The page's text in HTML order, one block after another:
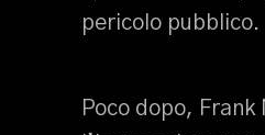
pericolo pubblico.
Poco dopo,